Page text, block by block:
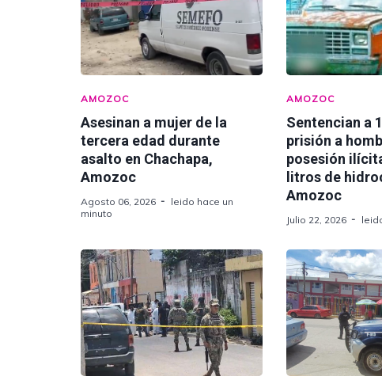
AMOZOC
Asesinan a mujer de la
tercera edad durante
asalto en Chachapa,
Amozoc
Agosto 06, 2026
leido hace un
minuto
AMOZOC
Sentencian a
prisión a
posesión
litros de
Amozoc
Julio 22, 2026